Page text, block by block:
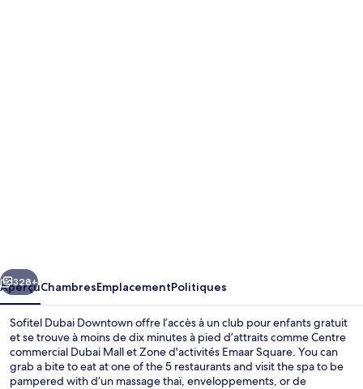
Suivant
328+
AperçuChambresEmplacementPolitiques
Sofitel Dubai Downtown offre l’accès à un club pour enfants gratuit
et se trouve à moins de dix minutes à pied d’attraits comme Centre
commercial Dubai Mall et Zone d'activités Emaar Square. You can
grab a bite to eat at one of the 5 restaurants and visit the spa to be
pampered with d’un massage thaï, enveloppements, or de